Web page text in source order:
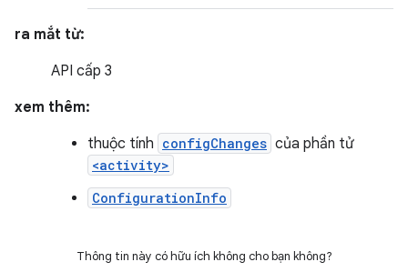
ra mắt từ:
API cấp 3
xem thêm:
thuộc tính configChanges của phần tử
<activity>
ConfigurationInfo
Thông tin này có hữu ích không cho bạn không?